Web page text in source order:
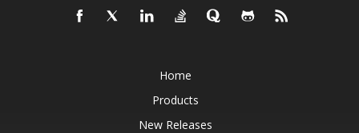
Home
Products
New Releases